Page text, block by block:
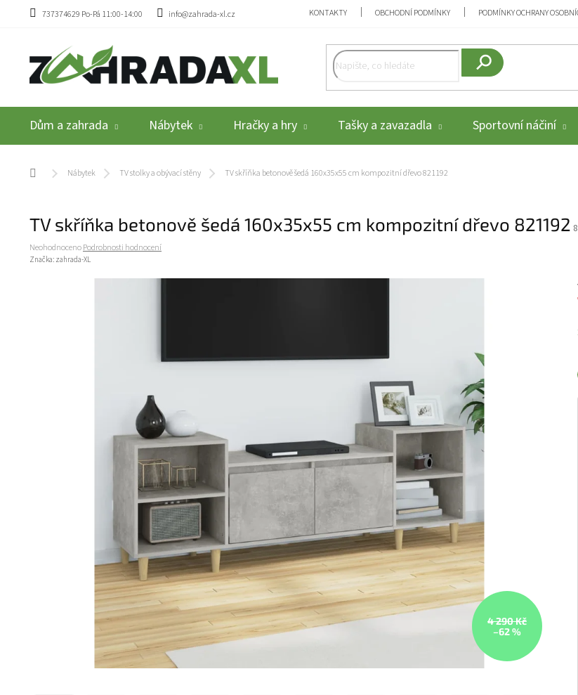
Přejít na obsah
737374629 Po-Pá 11:00-14:00 info@zahrada-xl.cz KONTAKTY OBCHODNÍ PODMÍNKY PODMÍNKY OCHRANY
Dům a zahrada Nábytek Hračky a hry Tašky a zavazadla Sportovní náčiní
Domů Nábytek TV stolky a obývací stěny TV skříňka betonově šedá 160x35x55 cm kompozitní dřevo 821192
TV skříňka betonově šedá 160x35x55 cm kompozitní dřevo 821192
Průměrné hodnocení produktu je 0,0 z 5 hvězdiček.
NeohodnocenoPodrobnosti hodnocení
Značka: zahrada-XL
4 290 Kč
–62 %